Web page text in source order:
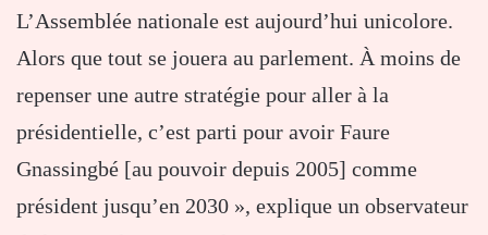
L’Assemblée nationale est aujourd’hui unicolore.
Alors que tout se jouera au parlement. À moins de
repenser une autre stratégie pour aller à la
présidentielle, c’est parti pour avoir Faure
Gnassingbé [au pouvoir depuis 2005] comme
président jusqu’en 2030 », explique un observateur